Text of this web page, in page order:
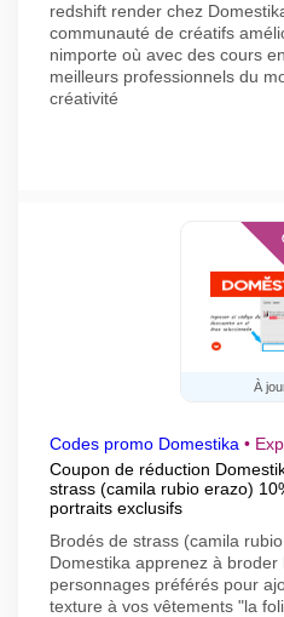
redshift render chez
communauté de créatifs
nimporte où avec des cours
meilleurs professionnels du
créativité
À
Codes promo Domestika •
Coupon de réduction
strass (camila rubio erazo)
portraits exclusifs
Brodés de strass (camila
Domestika apprenez à broder
personnages préférés pour
texture à vos vêtements "la